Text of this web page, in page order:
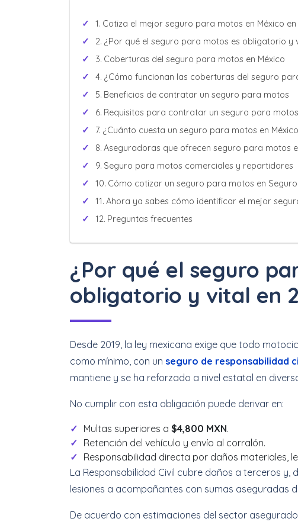
Cotiza el mejor seguro para motos en México en
¿Por qué el seguro para motos es obligatorio y
Coberturas del seguro para motos en México
¿Cómo funcionan las coberturas del seguro
Beneficios de contratar un seguro para motos
Requisitos para contratar un seguro para motos
¿Cuánto cuesta un seguro para motos en
Aseguradoras que ofrecen seguro para motos
Seguro para motos comerciales y repartidores
Cómo cotizar un seguro para motos en
Ahora ya sabes cómo identificar el mejor
Preguntas frecuentes
¿Por qué el seguro
obligatorio y vital en
Desde 2019, la ley mexicana exige que todo
como mínimo, con un seguro de responsabilidad
mantiene y se ha reforzado a nivel estatal en
No cumplir con esta obligación puede derivar en:
Multas superiores a $4,800 MXN.
Retención del vehículo y envío al corralón.
Responsabilidad directa por daños materiales,
La Responsabilidad Civil cubre daños a terceros y,
lesiones a acompañantes con sumas aseguradas
De acuerdo con estimaciones del sector